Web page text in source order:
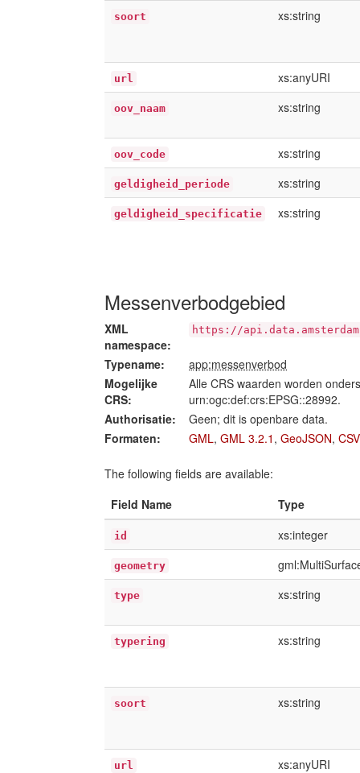
soort xs:string
url xs:anyURI
oov_naam xs:string
oov_code xs:string
geldigheid_periode xs:string
geldigheid_specificatie xs:string
Messenverbodgebied
XML
namespace:
https://
Typename:
app:messenverbod
Mogelijke
CRS:
Alle CRS waarden worden
urn:ogc:def:crs:EPSG::28992.
Authorisatie:
Geen; dit is openbare data.
Formaten:
GML, GML 3.2.1 , GeoJSON, CSV
The following fields are available:
Field Name
Type
id xs:integer
geometry
type xs:string
typering xs:string
soort xs:string
url xs:anyURI